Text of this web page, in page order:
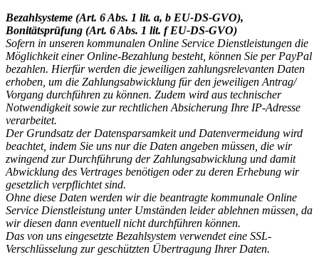
Bezahlsysteme (Art. 6 Abs. 1 lit. a, b EU-DS-GVO),
Bonitätsprüfung (Art. 6 Abs. 1 lit. f EU-DS-GVO)
Sofern in unseren kommunalen Online Service Dienstleistungen die
Möglichkeit einer Online-Bezahlung besteht, können Sie per PayPal
bezahlen. Hierfür werden die jeweiligen zahlungsrelevanten Daten
erhoben, um die Zahlungsabwicklung für den jeweiligen Antrag/
Vorgang durchführen zu können. Zudem wird aus technischer
Notwendigkeit sowie zur rechtlichen Absicherung Ihre IP-Adresse
verarbeitet.
Der Grundsatz der Datensparsamkeit und Datenvermeidung wird
beachtet, indem Sie uns nur die Daten angeben müssen, die wir
zwingend zur Durchführung der Zahlungsabwicklung und damit
Abwicklung des Vertrages benötigen oder zu deren Erhebung wir
gesetzlich verpflichtet sind.
Ohne diese Daten werden wir die beantragte kommunale Online
Service Dienstleistung unter Umständen leider ablehnen müssen, da
wir diesen dann eventuell nicht durchführen können.
Das von uns eingesetzte Bezahlsystem verwendet eine SSL-
Verschlüsselung zur geschützten Übertragung Ihrer Daten.